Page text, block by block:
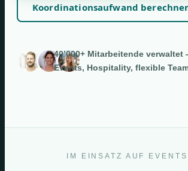
Koordinationsaufwand
40’000+ Mitarbeitende verwaltet
Events, Hospitality, flexible
IM EINSATZ AUF